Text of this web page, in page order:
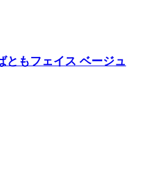
ともフェイス ベージュ